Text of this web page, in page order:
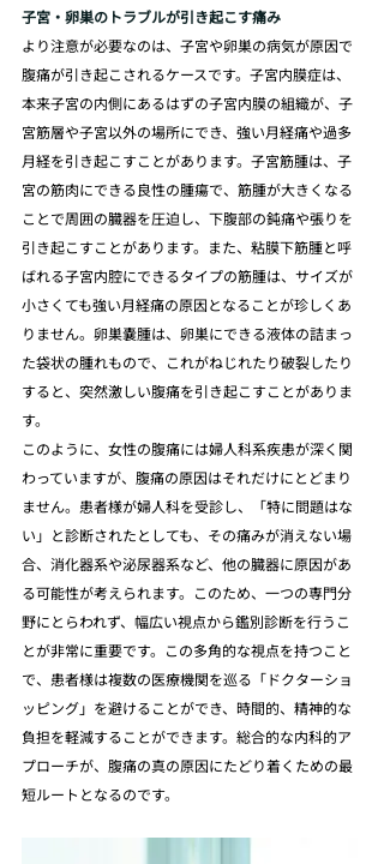
子宮・卵巣のトラブルが引き起こす痛み
より注意が必要なのは、子宮や卵巣の病気が原因で
腹痛が引き起こされるケースです。子宮内膜症は、
本来子宮の内側にあるはずの子宮内膜の組織が、子
宮筋層や子宮以外の場所にでき、強い月経痛や過多
月経を引き起こすことがあります。子宮筋腫は、子
宮の筋肉にできる良性の腫瘍で、筋腫が大きくなる
ことで周囲の臓器を圧迫し、下腹部の鈍痛や張りを
引き起こすことがあります。また、粘膜下筋腫と呼
ばれる子宮内腔にできるタイプの筋腫は、サイズが
小さくても強い月経痛の原因となることが珍しくあ
りません。卵巣嚢腫は、卵巣にできる液体の詰まっ
た袋状の腫れもので、これがねじれたり破裂したり
すると、突然激しい腹痛を引き起こすことがありま
す。
このように、女性の腹痛には婦人科系疾患が深く関
わっていますが、腹痛の原因はそれだけにとどまり
ません。患者様が婦人科を受診し、「特に問題はな
い」と診断されたとしても、その痛みが消えない場
合、消化器系や泌尿器系など、他の臓器に原因があ
る可能性が考えられます。このため、一つの専門分
野にとらわれず、幅広い視点から鑑別診断を行うこ
とが非常に重要です。この多角的な視点を持つこと
で、患者様は複数の医療機関を巡る「ドクターショ
ッピング」を避けることができ、時間的、精神的な
負担を軽減することができます。総合的な内科的ア
プローチが、腹痛の真の原因にたどり着くための最
短ルートとなるのです。